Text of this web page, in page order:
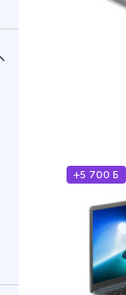
+5 700 Б